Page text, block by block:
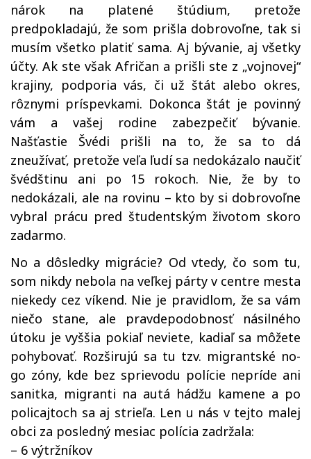
nárok na platené štúdium, pretože
predpokladajú, že som prišla dobrovoľne, tak si
musím všetko platiť sama. Aj bývanie, aj všetky
účty. Ak ste však Afričan a prišli ste z „vojnovej“
krajiny, podporia vás, či už štát alebo okres,
rôznymi príspevkami. Dokonca štát je povinný
vám a vašej rodine zabezpečiť bývanie.
Našťastie Švédi prišli na to, že sa to dá
zneužívať, pretože veľa ľudí sa nedokázalo naučiť
švédštinu ani po 15 rokoch. Nie, že by to
nedokázali, ale na rovinu – kto by si dobrovoľne
vybral prácu pred študentským životom skoro
zadarmo.
No a dôsledky migrácie? Od vtedy, čo som tu,
som nikdy nebola na veľkej párty v centre mesta
niekedy cez víkend. Nie je pravidlom, že sa vám
niečo stane, ale pravdepodobnosť násilného
útoku je vyššia pokiaľ neviete, kadiaľ sa môžete
pohybovať. Rozširujú sa tu tzv. migrantské no-
go zóny, kde bez sprievodu polície nepríde ani
sanitka, migranti na autá hádžu kamene a po
policajtoch sa aj strieľa. Len u nás v tejto malej
obci za posledný mesiac polícia zadržala:
– 6 výtržníkov